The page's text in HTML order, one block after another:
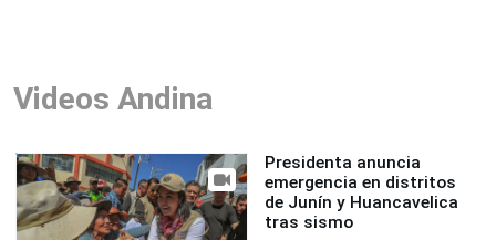
Videos Andina
Presidenta anuncia
emergencia en distritos
de Junín y Huancavelica
tras sismo